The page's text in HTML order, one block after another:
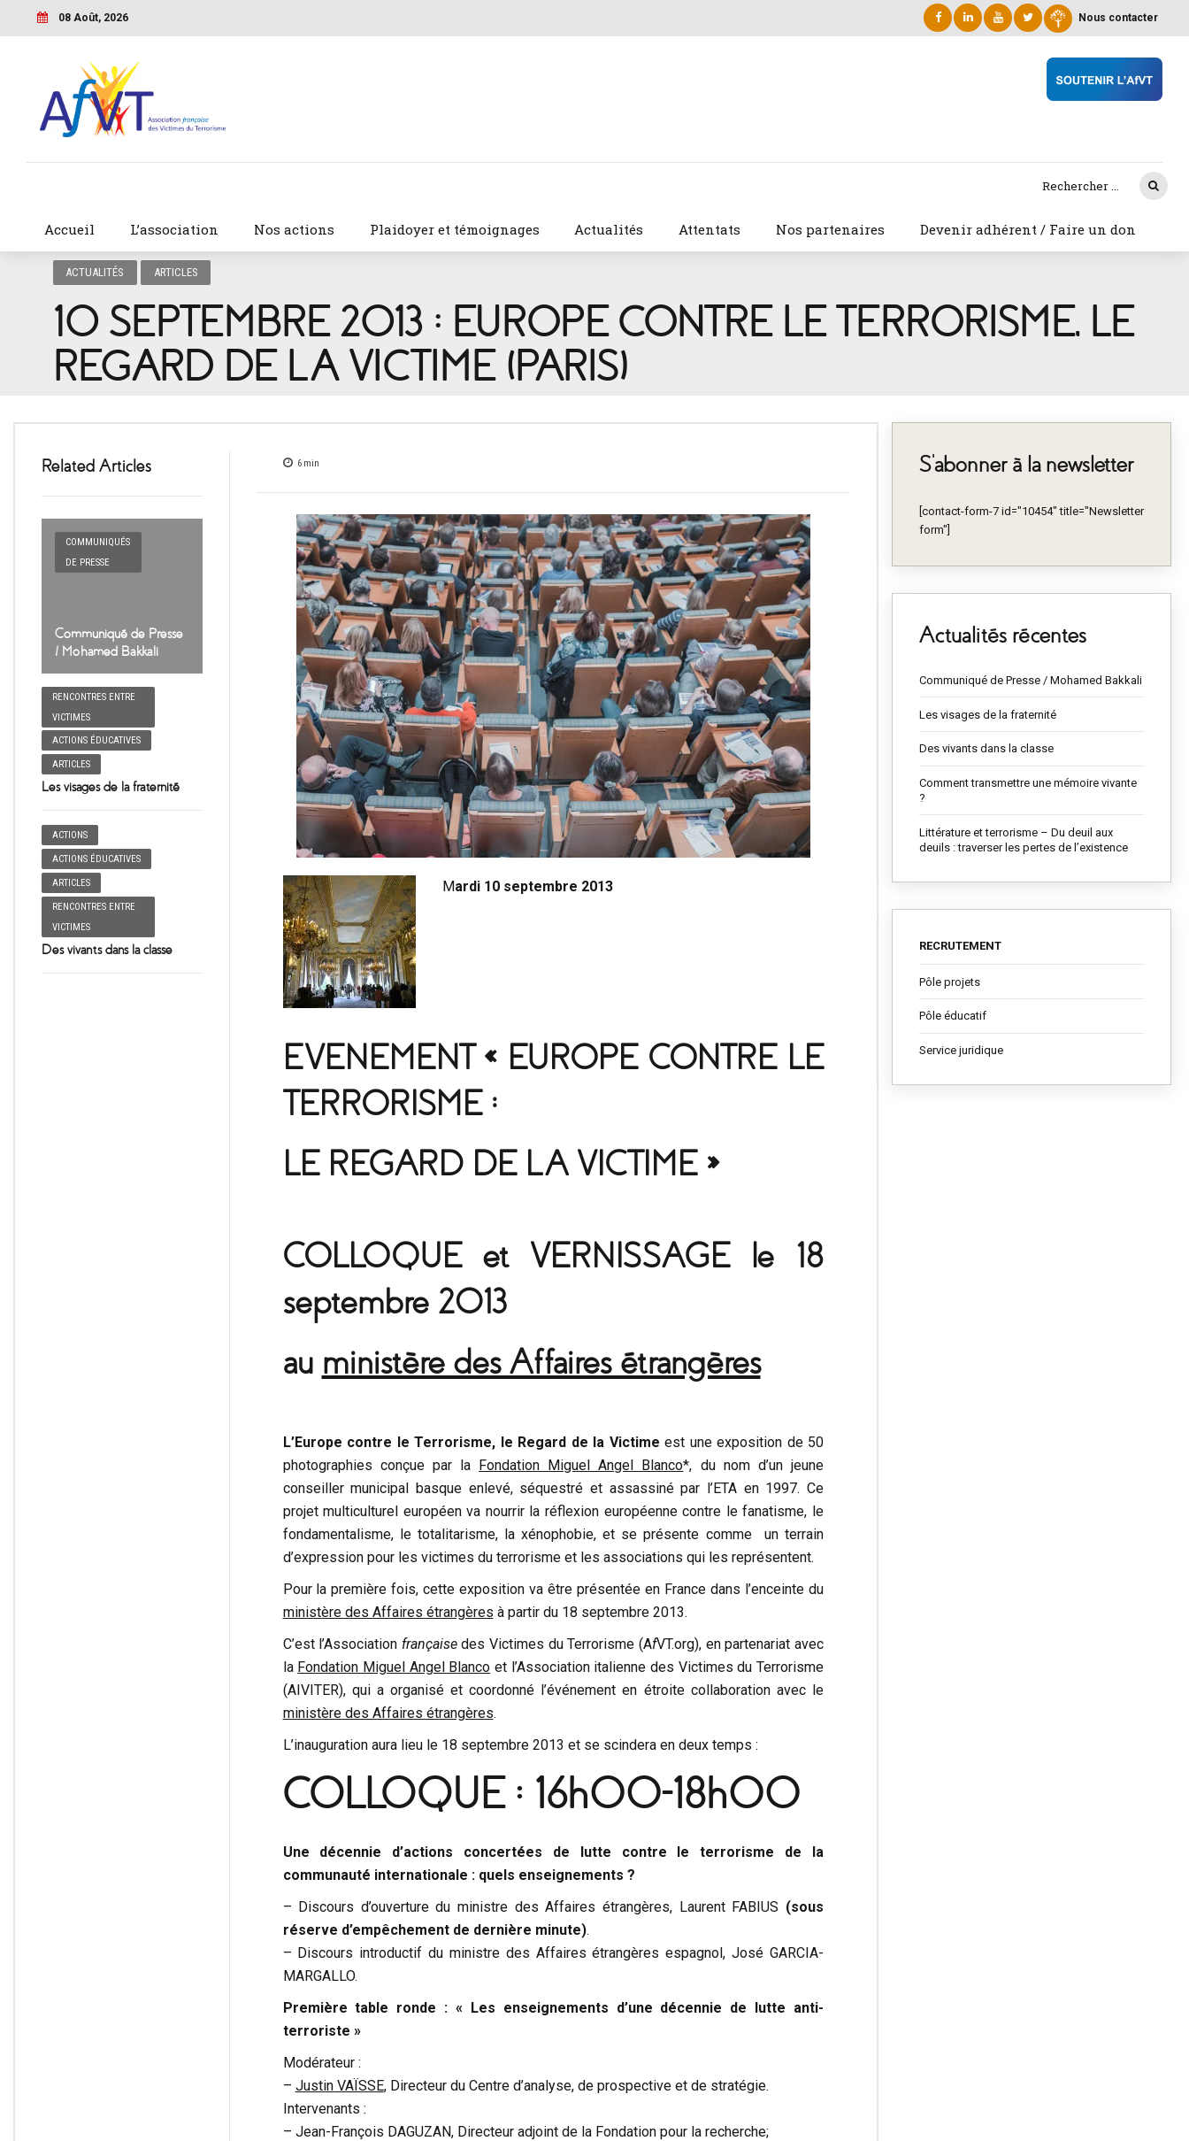
08 Août, 2026 Nous contacter
Accueil L’association Nos actions Plaidoyer et témoignages Actualités Attentats Nos partenaires Devenir adhérent / Faire un don
ACTUALITÉS ARTICLES
10 SEPTEMBRE 2013 : EUROPE CONTRE LE TERRORISME, LE
REGARD DE LA VICTIME (PARIS)
Related Articles
COMMUNIQUÉS
DE PRESSE
Communiqué de Presse
/ Mohamed Bakkali
RENCONTRES ENTRE
VICTIMES
ACTIONS ÉDUCATIVES
ARTICLES
Les visages de la fraternité
ACTIONS
ACTIONS ÉDUCATIVES
ARTICLES
RENCONTRES ENTRE
VICTIMES
Des vivants dans la classe
6 min
Mardi 10 septembre 2013
EVENEMENT « EUROPE CONTRE LE
TERRORISME :
LE REGARD DE LA VICTIME »
COLLOQUE et VERNISSAGE le 18
septembre 2013
au ministère des Affaires étrangères
L’Europe contre le Terrorisme, le Regard de la Victime est une exposition de 50
photographies conçue par la Fondation Miguel Angel Blanco*, du nom d’un jeune
conseiller municipal basque enlevé, séquestré et assassiné par l’ETA en 1997. Ce
projet multiculturel européen va nourrir la réflexion européenne contre le fanatisme, le
fondamentalisme, le totalitarisme, la xénophobie, et se présente comme un terrain
d’expression pour les victimes du terrorisme et les associations qui les représentent.
Pour la première fois, cette exposition va être présentée en France dans l’enceinte du
ministère des Affaires étrangères à partir du 18 septembre 2013.
C’est l’Association françaisedes Victimes du Terrorisme (AfVT.org), en partenariat avec
la Fondation Miguel Angel Blanco et l’Association italienne des Victimes du Terrorisme
(AIVITER), qui a organisé et coordonné l’événement en étroite collaboration avec le
ministère des Affaires étrangères.
L’inauguration aura lieu le 18 septembre 2013 et se scindera en deux temps :
COLLOQUE : 16h00-18h00
Une décennie d’actions concertées de lutte contre le terrorisme de la
communauté internationale : quels enseignements ?
– Discours d’ouverture du ministre des Affaires étrangères, Laurent FABIUS (sous
réserve d’empêchement de dernière minute).
– Discours introductif du ministre des Affaires étrangères espagnol, José GARCIA-
MARGALLO.
Première table ronde : « Les enseignements d’une décennie de lutte anti-
terroriste »
Modérateur :
– Justin VAÏSSE, Directeur du Centre d’analyse, de prospective et de stratégie.
Intervenants :
– Jean-François DAGUZAN, Directeur adjoint de la Fondation pour la recherche;
S’abonner à la newsletter
[contact-form-7 id="10454" title="Newsletter
form"]
Actualités récentes
Communiqué de Presse / Mohamed Bakkali
Les visages de la fraternité
Des vivants dans la classe
Comment transmettre une mémoire vivante
?
Littérature et terrorisme – Du deuil aux
deuils : traverser les pertes de l’existence
RECRUTEMENT
Pôle projets
Pôle éducatif
Service juridique